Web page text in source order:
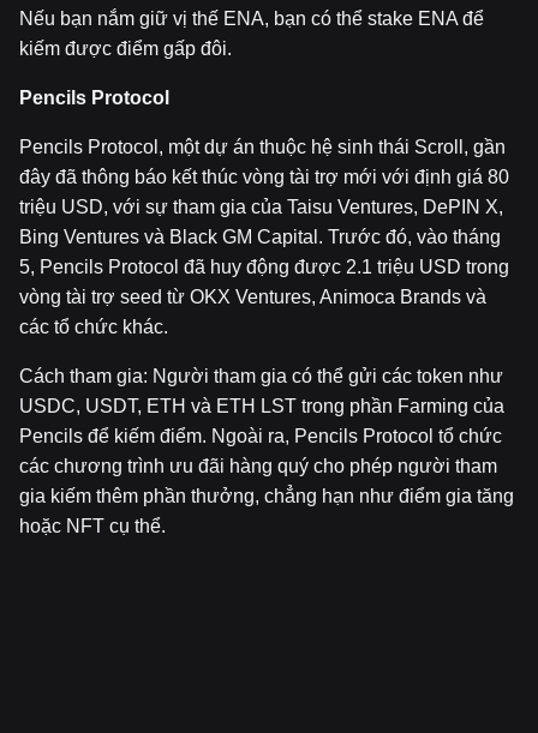
Nếu bạn nắm giữ vị thế ENA, bạn có thể stake ENA để
kiếm được điểm gấp đôi.
Pencils Protocol
Pencils Protocol, một dự án thuộc hệ sinh thái Scroll, gần
đây đã thông báo kết thúc vòng tài trợ mới với định giá 80
triệu USD, với sự tham gia của Taisu Ventures, DePIN X,
Bing Ventures và Black GM Capital. Trước đó, vào tháng
5, Pencils Protocol đã huy động được 2.1 triệu USD trong
vòng tài trợ seed từ OKX Ventures, Animoca Brands và
các tổ chức khác.
Cách tham gia: Người tham gia có thể gửi các token như
USDC, USDT, ETH và ETH LST trong phần Farming của
Pencils để kiếm điểm. Ngoài ra, Pencils Protocol tổ chức
các chương trình ưu đãi hàng quý cho phép người tham
gia kiếm thêm phần thưởng, chẳng hạn như điểm gia tăng
hoặc NFT cụ thể.